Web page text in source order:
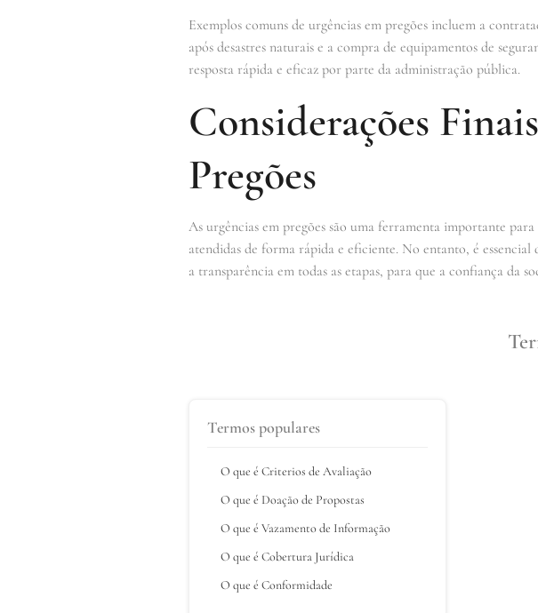
Exemplos comuns de urgências em pregões incluem a
após desastres naturais e a compra de equipamentos de
resposta rápida e eficaz por parte da administração pública.
Considerações
Pregões
As urgências em pregões são uma ferramenta importante
atendidas de forma rápida e eficiente. No entanto, é essencial
a transparência em todas as etapas, para que a confiança da
Termos populares
O que é Criterios de Avaliação
O que é Doação de Propostas
O que é Vazamento de Informação
O que é Cobertura Jurídica
O que é Conformidade